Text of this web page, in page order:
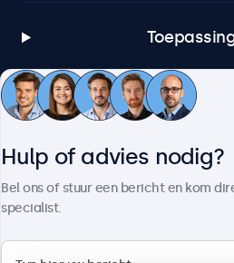
Hulp of advies nodig?
Bel ons of stuur een bericht en kom
specialist.